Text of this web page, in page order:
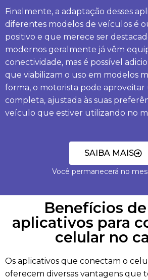
Finalmente, a adaptação desses
diferentes modelos de veículos é
positivo e que merece ser
modernos geralmente já vêm
conectividade, mas é possível
que viabilizam o uso em modelos
forma, o motorista pode aproveitar
completa, ajustada às suas
veículo que estiver utilizando no
SAIBA MAIS
Você permanecerá no
Benefícios
aplicativos para
celular no
Os aplicativos que conectam o
oferecem diversas vantagens que